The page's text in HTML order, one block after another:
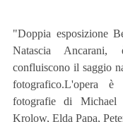
"Doppia esposizione
Natascia
confluiscono il saggio
fotografico.L'opera
fotografie di Michael
Krolow, Elda Papa,